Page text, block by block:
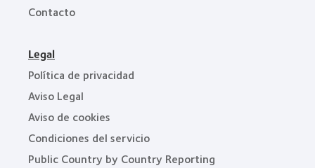
Contacto
Legal
Política de privacidad
Aviso Legal
Aviso de cookies
Condiciones del servicio
Public Country by Country Reporting